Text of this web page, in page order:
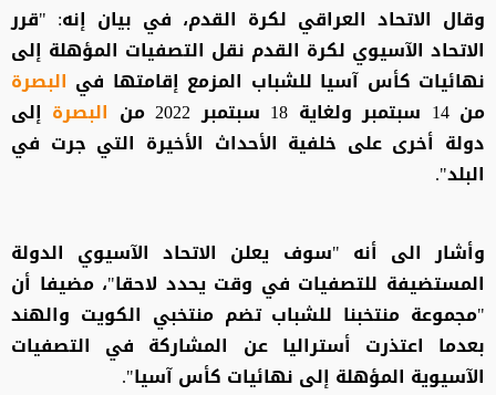
وقال الاتحاد العراقي لكرة القدم، في بيان إنه: "قرر
الاتحاد الآسيوي لكرة القدم نقل التصفيات المؤهلة إلى
نهائيات كأس آسيا للشباب المزمع إقامتها في البصرة
من 14 سبتمبر ولغاية 18 سبتمبر 2022 من
البصرة إلى
دولة أخرى على خلفية الأحداث الأخيرة التي جرت في
البلد".
وأشار الى أنه "سوف يعلن الاتحاد الآسيوي الدولة
المستضيفة للتصفيات في وقت يحدد لاحقا"، مضيفا أن
"مجموعة منتخبنا للشباب تضم منتخبي الكويت والهند
بعدما اعتذرت أستراليا عن المشاركة في التصفيات
الآسيوية المؤهلة إلى نهائيات كأس آسيا".